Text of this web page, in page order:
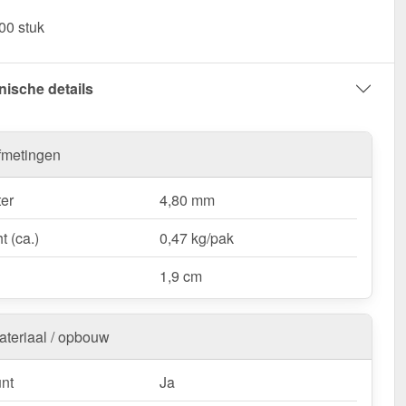
Verzinkte schroeven | Voor montage dal op stalen
Voor aluminium platen mogen alleen roestvrijstalen
stuk
details
4,80 mm
(ca.)
0,47 kg/pak
1,9 cm
/ opbouw
Ja